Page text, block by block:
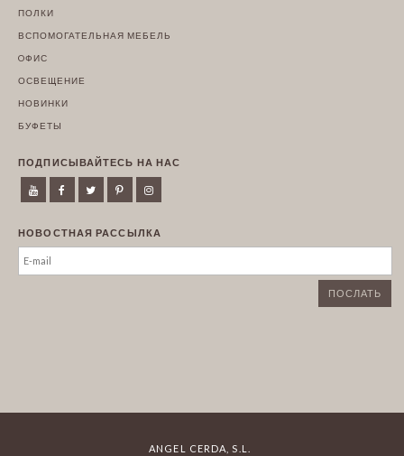
ПОЛКИ
ВСПОМОГАТЕЛЬНАЯ МЕБЕЛЬ
OФИС
ОСВЕЩЕНИЕ
НОВИНКИ
БУФЕТЫ
ПОДПИСЫВАЙТЕСЬ НА НАС
НОВОСТНАЯ РАССЫЛКА
ANGEL CERDA, S.L.